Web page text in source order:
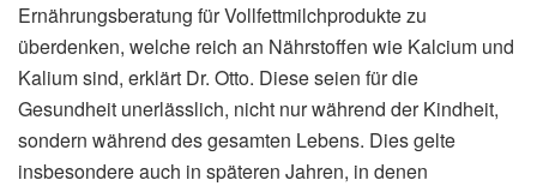
Ernährungsberatung für Vollfettmilchprodukte zu
überdenken, welche reich an Nährstoffen wie Kalcium und
Kalium sind, erklärt Dr. Otto. Diese seien für die
Gesundheit unerlässlich, nicht nur während der Kindheit,
sondern während des gesamten Lebens. Dies gelte
insbesondere auch in späteren Jahren, in denen